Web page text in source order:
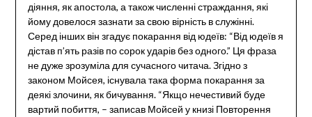
діяння, як апостола, а також численні страждання, які
йому довелося зазнати за свою вірність в служінні.
Серед інших він згадує покарання від юдеїв: “Від юдеїв я
дістав п’ять разів по сорок ударів без одного.” Ця фраза
не дуже зрозуміла для сучасного читача. Згідно з
законом Мойсея, існувала така форма покарання за
деякі злочини, як бичування. “Якщо нечестивий буде
вартий побиття, – записав Мойсей у книзі Повторення